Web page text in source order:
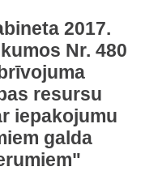
2017.
Nr. 480
resursu
iepakojumu
galda